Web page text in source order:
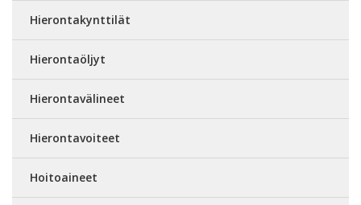
Hierontakynttilät
Hierontaöljyt
Hierontavälineet
Hierontavoiteet
Hoitoaineet